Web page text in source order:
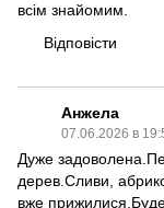
всім знайомим.
Відповісти
Анжела
07.06.2026 в
Дуже
дерев.Сливи,
вже